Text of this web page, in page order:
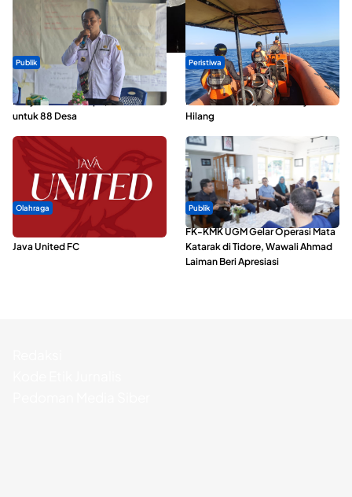
Publik
ABDESI Morotai Apresiasi
Penyaluran ADD Rp3,13 Miliar
untuk 88 Desa
Peristiwa
Dua Longboat Bertabrakan di
Perairan Taliabu, Satu Nelayan
Hilang
Olahraga
Dari Malut United Berubah Jadi
Java United FC
Publik
FK-KMK UGM Gelar Operasi Mata
Katarak di Tidore, Wawali Ahmad
Laiman Beri Apresiasi